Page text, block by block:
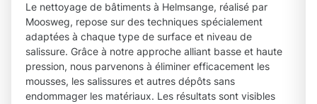
Le nettoyage de bâtiments à Helmsange, réalisé par
Moosweg, repose sur des techniques spécialement
adaptées à chaque type de surface et niveau de
salissure. Grâce à notre approche alliant basse et haute
pression, nous parvenons à éliminer efficacement les
mousses, les salissures et autres dépôts sans
endommager les matériaux. Les résultats sont visibles